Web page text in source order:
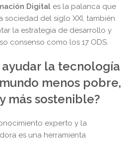
Digital es la palanca que
sociedad del siglo XXI, también
la estrategia de desarrollo y
consenso como los 17 ODS.
la tecnología
menos pobre,
más sostenible?
experto y la
es una herramienta